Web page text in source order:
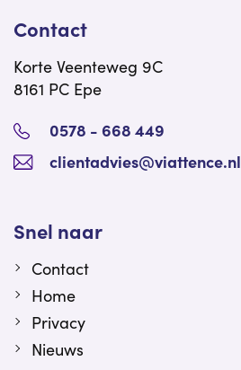
Contact
Korte Veenteweg 9C
8161 PC Epe
0578 - 668 449
clientadvies@viattence.nl
Snel naar
Contact
Home
Privacy
Nieuws